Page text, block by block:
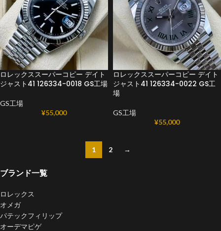
ブランド一覧
ロレックス
オメガ
パテックフィリップ
オーデマピゲ
ロレックススーパーコピー デイト
ジャスト41 126334-0018 GS工場
GS工場
¥55,000
ロレックススーパーコピー デイト
ジャスト41 126334-0022 GS工
場
GS工場
¥55,000
1 2 →